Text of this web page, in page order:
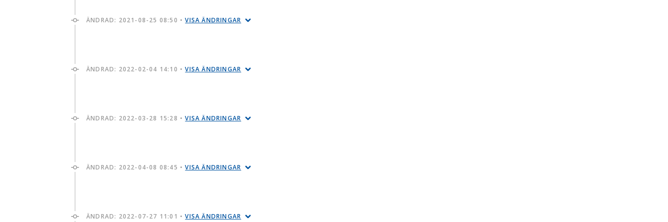
ÄNDRAD: 2021-08-25 08:50 •VISA ÄNDRINGAR
ÄNDRAD: 2022-02-04 14:10 •VISA ÄNDRINGAR
ÄNDRAD: 2022-03-28 15:28 •VISA ÄNDRINGAR
ÄNDRAD: 2022-04-08 08:45 •VISA ÄNDRINGAR
ÄNDRAD: 2022-07-27 11:01 •VISA ÄNDRINGAR